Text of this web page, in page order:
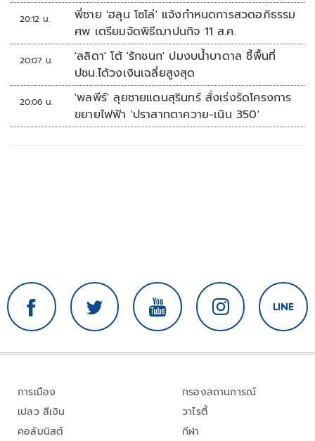
20:12 น.
พี่ชาย 'ฮลุน โซโล่' แจ้งกำหนดการสวดอภิธรรม
ศพ เตรียมจัดพิธีฌาปนกิจ 11 ส.ค.
20:07 น.
'ลลิดา' โต้ 'รักชนก' ปมงบน้ำบาดาล ชี้พื้นที่
ปชน.ได้วงเงินเฉลี่ยสูงสุด
20:06 น.
'พลพีร์' ลุยชายแดนสุรินทร์ สั่งเร่งรัดโครงการ
ขยายไฟฟ้า 'ปราสาทตาควาย-เนิน 350'
การเมือง
เปลว สีเงิน
คอลัมนิสต์
กรองสถานการณ์
วาไรตี้
กีฬา